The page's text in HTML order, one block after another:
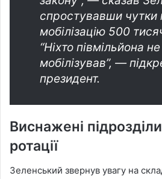
спростувавши чутки
мобілізацію 500
“Ніхто півмільйона не
мобілізував”, —
президент.
Виснажені
ротації
Зеленський звернув увагу на